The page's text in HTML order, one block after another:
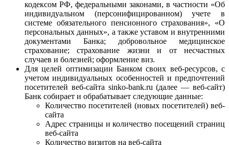
кодексом РФ, федеральными законами, в частности «Об
индивидуальном (персонифицированном) учете в
системе обязательного пенсионного страхования», «О
персональных данных», а также уставом и внутренними
документами Банка; добровольное медицинское
страхование; страхование жизни и от несчастных
случаев и болезней; оформление виз.
Для целей оптимизации Банком своих веб-ресурсов, с
учетом индивидуальных особенностей и предпочтений
посетителей веб-сайта sinko-bank.ru (далее — веб-сайт)
Банк собирает и обрабатывает следующие данные:
Количество посетителей (новых посетителей) веб-
сайта
Адрес страницы и количество посещений страниц
веб-сайта
Количество визитов на веб-сайта